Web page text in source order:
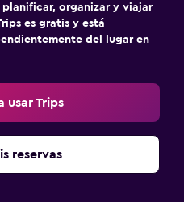
planificar, organizar y viajar
es gratis y está
del lugar en
usar Trips
reservas